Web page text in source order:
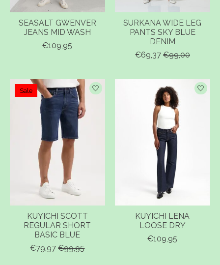
SEASALT GWENVER
JEANS MID WASH
€109,95
SURKANA WIDE LEG
PANTS SKY BLUE
DENIM
€69,37 €99,00
Sale
KUYICHI SCOTT
REGULAR SHORT
BASIC BLUE
€79,97 €99,95
KUYICHI LENA
LOOSE DRY
€109,95